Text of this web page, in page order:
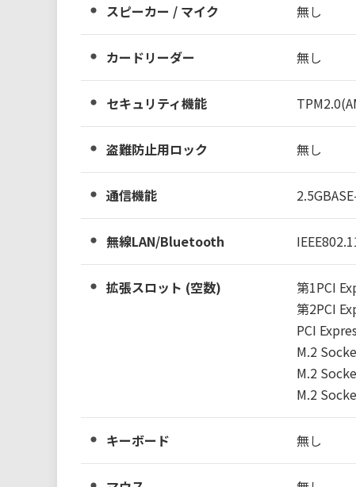
スピーカー / マイク 無し
カードリーダー 無し
セキュリティ機能
盗難防止用ロック 無し
通信機能
無線LAN/Bluetooth
拡張スロット (空数)
第1PCI
第2PCI
PCI
M.2
M.2
M.2
キーボード 無し